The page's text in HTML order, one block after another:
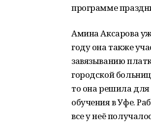
программе
Амина Аксарова
году она также
завязыванию
городской
то она решила для
обучения в Уфе.
все у неё